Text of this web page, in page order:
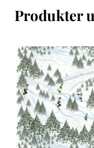
Produkter